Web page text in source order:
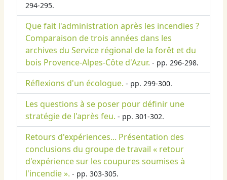
294-295.
Que fait l'administration après les incendies ?
Comparaison de trois années dans les
archives du Service régional de la forêt et du
bois Provence-Alpes-Côte d'Azur. - pp. 296-298.
Réflexions d'un écologue. - pp. 299-300.
Les questions à se poser pour définir une
stratégie de l'après feu. - pp. 301-302.
Retours d'expériences... Présentation des
conclusions du groupe de travail « retour
d'expérience sur les coupures soumises à
l'incendie ». - pp. 303-305.